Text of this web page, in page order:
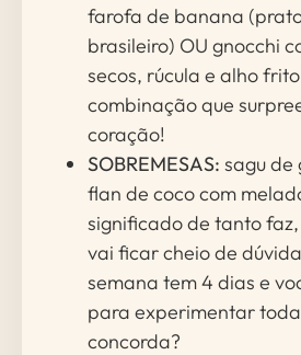
farofa de banana
brasileiro) OU gnocchi
secos, rúcula e alho
combinação que
coração!
SOBREMESAS: sagu de
flan de coco com
significado de tanto
vai ficar cheio de
semana tem 4 dias e
para experimentar
concorda?